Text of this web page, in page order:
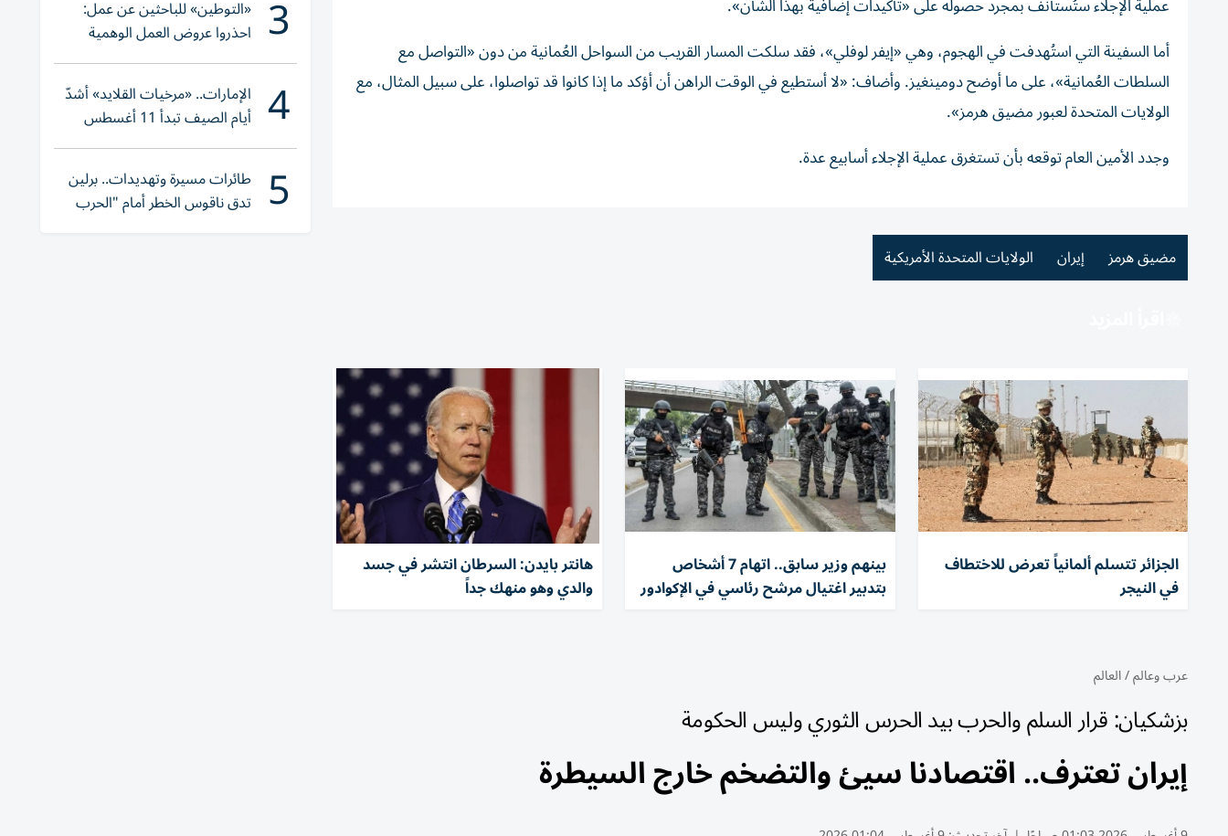
أما السفينة التي استُهدفت في الهجوم، وهي «إيفر لوفلي»، فقد سلكت المسار القريب من السواحل العُمانية من دون «التواصل مع
السلطات العُمانية»، على ما أوضح دومينغيز. وأضاف: «لا أستطيع في الوقت الراهن أن أؤكد ما إذا كانوا قد تواصلوا، على سبيل المثال، مع
الولايات المتحدة لعبور مضيق هرمز».
وجدد الأمين العام توقعه بأن تستغرق عملية الإجلاء أسابيع عدة.
مضيق هرمز إيران الولايات المتحدة الأمريكية
الجزائر تتسلم ألمانياً تعرض للاختطاف
في النيجر
بينهم وزير سابق.. اتهام 7 أشخاص
بتدبير اغتيال مرشح رئاسي في الإكوادور
هانتر بايدن: السرطان انتشر في جسد
والدي وهو منهك جداً
عرب وعالم/العالم
بزشكيان: قرار السلم والحرب بيد الحرس الثوري وليس الحكومة
إيران تعترف.. اقتصادنا سيئ والتضخم خارج السيطرة
3 «التوطين» للباحثين عن عمل:
احذروا عروض العمل الوهمية
وتحققوا عبر «الباركود»
4 الإمارات.. «مرخيات القلايد» أشدّ
أيام الصيف تبدأ 11 أغسطس
5 طائرات مسيرة وتهديدات.. برلين
تدق ناقوس الخطر أمام "الحرب